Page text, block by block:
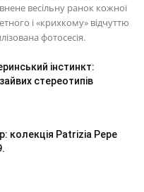
весільну ранок кожної
і «крихкому» відчуттю
фотосесія.
інстинкт:
стереотипів
колекція Patrizia Pepe